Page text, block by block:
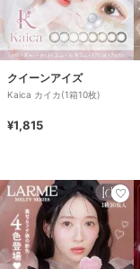
クイーンアイズ
Kaica カイカ(1箱10枚)
¥1,815